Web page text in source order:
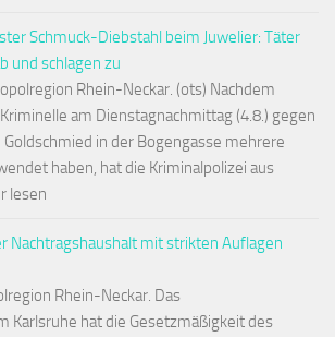
Schmuck-Diebstahl beim Juwelier: Täter
und schlagen zu
Rhein-Neckar. (ots) Nachdem
am Dienstagnachmittag (4.8.) gegen
in der Bogengasse mehrere
haben, hat die Kriminalpolizei aus
lesen
Nachtragshaushalt mit strikten Auflagen
Rhein-Neckar. Das
Karlsruhe hat die Gesetzmäßigkeit des